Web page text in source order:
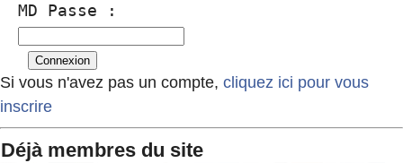
MD Passe :
Si vous n'avez pas un compte, cliquez ici pour vous
inscrire
Déjà membres du site